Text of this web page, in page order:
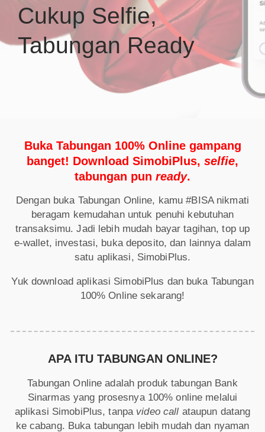
Cukup Selfie,
Tabungan Ready
Buka Tabungan 100% Online gampang
banget! Download SimobiPlus, selfie,
tabungan pun ready.
Dengan buka Tabungan Online, kamu #BISA nikmati
beragam kemudahan untuk penuhi kebutuhan
transaksimu. Jadi lebih mudah bayar tagihan, top up
e-wallet, investasi, buka deposito, dan lainnya dalam
satu aplikasi, SimobiPlus.
Yuk download aplikasi SimobiPlus dan buka Tabungan
100% Online sekarang!
APA ITU TABUNGAN ONLINE?
Tabungan Online adalah produk tabungan Bank
Sinarmas yang prosesnya 100% online melalui
aplikasi SimobiPlus, tanpa video call ataupun datang
ke cabang. Buka tabungan lebih mudah dan nyaman